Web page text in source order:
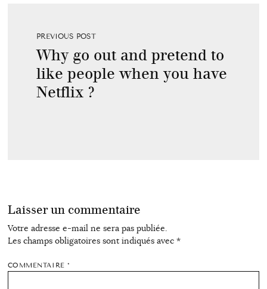
PREVIOUS POST
Why go out and pretend to
like people when you have
Netflix ?
Laisser un commentaire
Votre adresse e-mail ne sera pas publiée.
Les champs obligatoires sont indiqués avec *
COMMENTAIRE*